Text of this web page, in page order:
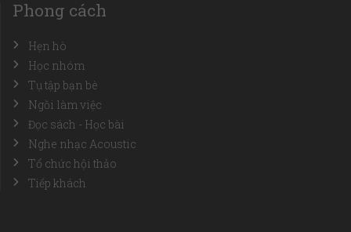
Phong cách
Hẹn hò
Học nhóm
Tụ tập bạn bè
Ngồi làm việc
Đọc sách - Học bài
Nghe nhạc Acoustic
Tổ chức hội thảo
Tiếp khách